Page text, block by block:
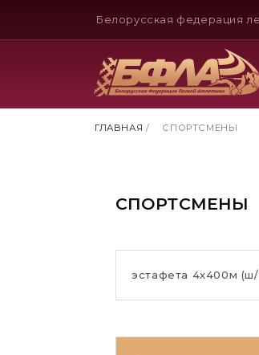
Белорусская федерация
ГЛАВНАЯ / СПОРТСМЕНЫ
СПОРТСМЕНЫ
эстафета 4х400м (ш/